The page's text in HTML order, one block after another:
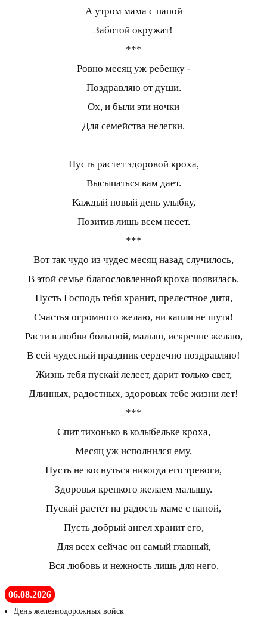
А утром мама с папой
Заботой окружат!
***
Ровно месяц уж ребенку -
Поздравляю от души.
Ох, и были эти ночки
Для семейства нелегки.
Пусть растет здоровой кроха,
Высыпаться вам дает.
Каждый новый день улыбку,
Позитив лишь всем несет.
***
Вот так чудо из чудес месяц назад случилось,
В этой семье благословленной кроха появилась.
Пусть Господь тебя хранит, прелестное дитя,
Счастья огромного желаю, ни капли не шутя!
Расти в любви большой, малыш, искренне желаю,
В сей чудесный праздник сердечно поздравляю!
Жизнь тебя пускай лелеет, дарит только свет,
Длинных, радостных, здоровых тебе жизни лет!
***
Спит тихонько в колыбельке кроха,
Месяц уж исполнился ему,
Пусть не коснуться никогда его тревоги,
Здоровья крепкого желаем малышу.
Пускай растёт на радость маме с папой,
Пусть добрый ангел хранит его,
Для всех сейчас он самый главный,
Вся любовь и нежность лишь для него.
06.08.2026
День железнодорожных войск